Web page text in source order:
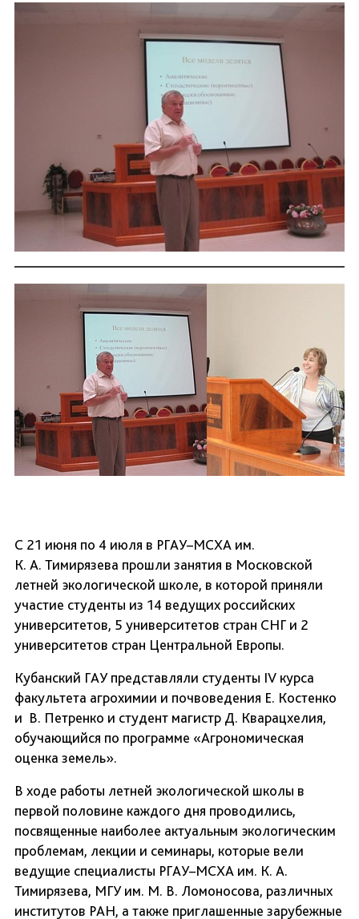
С 21 июня по 4 июля в РГАУ–МСХА им.
К. А. Тимирязева прошли занятия в Московской
летней экологической школе, в которой приняли
участие студенты из 14 ведущих российских
университетов, 5 университетов стран СНГ и 2
университетов стран Центральной Европы.
Кубанский ГАУ представляли студенты IV курса
факультета агрохимии и почвоведения Е. Костенко
и В. Петренко и студент магистр Д. Кварацхелия,
обучающийся по программе «Агрономическая
оценка земель».
В ходе работы летней экологической школы в
первой половине каждого дня проводились,
посвященные наиболее актуальным экологическим
проблемам, лекции и семинары, которые вели
ведущие специалисты РГАУ–МСХА им. К. А.
Тимирязева, МГУ им. М. В. Ломоносова, различных
институтов РАН, а также приглашенные зарубежные